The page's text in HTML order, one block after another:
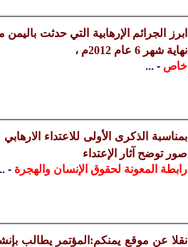
نهاية شهر 6 عام 2012م ،
خاص - ...
بمناسبة الذكرى الأولى للاعتداء
صور توضح آثار الإعتداء
رابطة المعونة لحقوق الإنسان والهجرة ...
نقلا عن موقع يمنكم:المؤتمر يطالب